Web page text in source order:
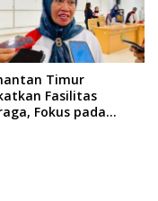
Timur
Fasilitas
Fokus pada